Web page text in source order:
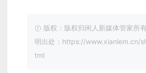
版权：版权归闲人新媒体管家所
明出处：https://www.xianlem.cn/
tml